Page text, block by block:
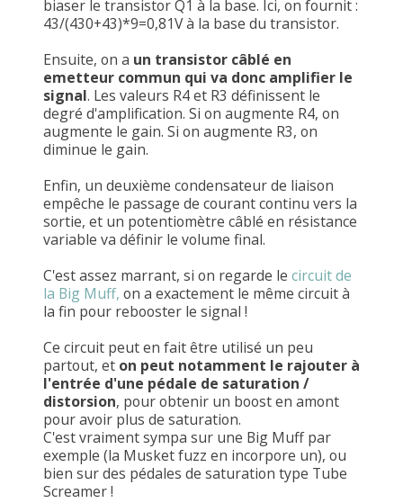
biaser le transistor Q1 à la base. Ici, on fournit :
43/(430+43)*9=0,81V à la base du transistor.
Ensuite, on a un transistor câblé en
emetteur commun qui va donc amplifier le
signal. Les valeurs R4 et R3 définissent le
degré d'amplification. Si on augmente R4, on
augmente le gain. Si on augmente R3, on
diminue le gain.
Enfin, un deuxième condensateur de liaison
empêche le passage de courant continu vers la
sortie, et un potentiomètre câblé en résistance
variable va définir le volume final.
C'est assez marrant, si on regarde le circuit de
la Big Muff, on a exactement le même circuit à
la fin pour rebooster le signal !
Ce circuit peut en fait être utilisé un peu
partout, et on peut notamment le rajouter à
l'entrée d'une pédale de saturation /
distorsion, pour obtenir un boost en amont
pour avoir plus de saturation.
C'est vraiment sympa sur une Big Muff par
exemple (la Musket fuzz en incorpore un), ou
bien sur des pédales de saturation type Tube
Screamer !